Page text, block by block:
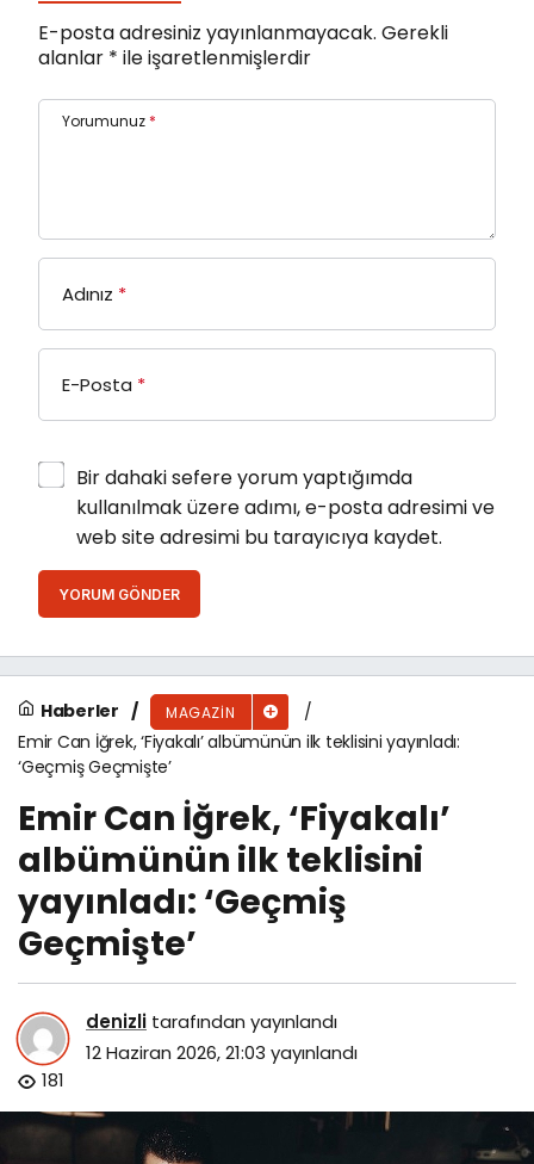
E-posta adresiniz yayınlanmayacak. Gerekli
alanlar * ile işaretlenmişlerdir
Yorumunuz *
Adınız *
E-Posta *
Bir dahaki sefere yorum yaptığımda
kullanılmak üzere adımı, e-posta adresimi ve
web site adresimi bu tarayıcıya kaydet.
YORUM GÖNDER
Haberler MAGAZIN
Emir Can İğrek, ‘Fiyakalı’ albümünün ilk teklisini yayınladı:
‘Geçmiş Geçmişte’
Emir Can İğrek, ‘Fiyakalı’
albümünün ilk teklisini
yayınladı: ‘Geçmiş
Geçmişte’
denizli tarafından yayınlandı
12 Haziran 2026, 21:03 yayınlandı
181